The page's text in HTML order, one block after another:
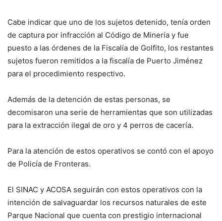
Cabe indicar que uno de los sujetos detenido, tenía orden
de captura por infracción al Código de Minería y fue
puesto a las órdenes de la Fiscalía de Golfito, los restantes
sujetos fueron remitidos a la fiscalía de Puerto Jiménez
para el procedimiento respectivo.
Además de la detención de estas personas, se
decomisaron una serie de herramientas que son utilizadas
para la extracción ilegal de oro y 4 perros de cacería.
Para la atención de estos operativos se contó con el apoyo
de Policía de Fronteras.
El SINAC y ACOSA seguirán con estos operativos con la
intención de salvaguardar los recursos naturales de este
Parque Nacional que cuenta con prestigio internacional